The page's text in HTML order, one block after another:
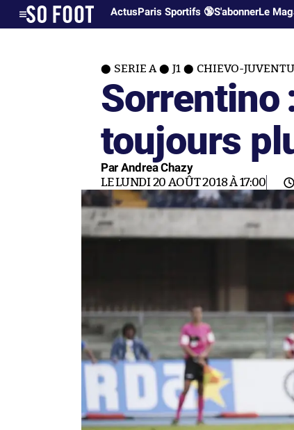
ActusParis Sportifs 🔞S'abonnerLe
SERIE A J1 CHIEVO-
Sorrentino
toujours
Par Andrea Chazy
LE LUNDI 20 AOÛT 2018 À 17:00